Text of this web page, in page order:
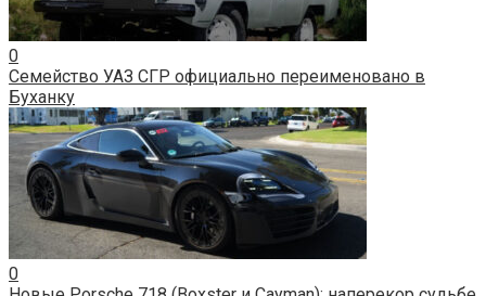
0
Семейство УАЗ СГР официально переименовано в
Буханку
0